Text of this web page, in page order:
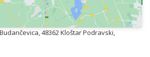
48362 Kloštar Podravski,